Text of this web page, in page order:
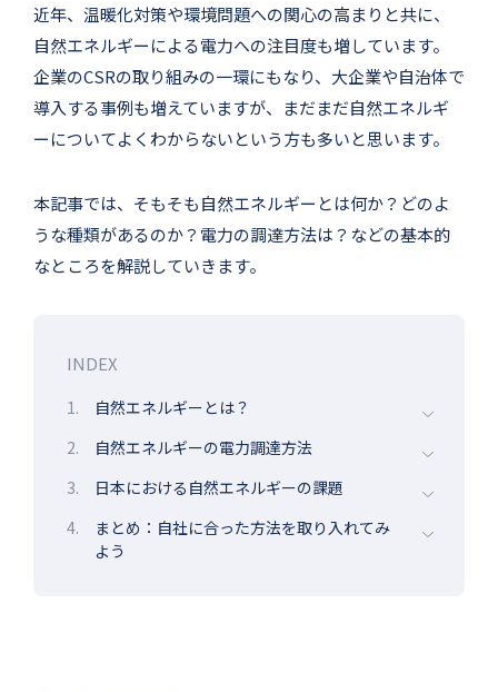
近年、温暖化対策や環境問題への関心の高まりと共に、
自然エネルギーによる電力への注目度も増しています。
企業のCSRの取り組みの一環にもなり、大企業や自治体で
導入する事例も増えていますが、まだまだ自然エネルギ
ーについてよくわからないという方も多いと思います。
本記事では、そもそも自然エネルギーとは何か？どのよ
うな種類があるのか？電力の調達方法は？などの基本的
なところを解説していきます。
INDEX
1.
自然エネルギーとは？
2.
自然エネルギーの電力調達方法
3.
日本における自然エネルギーの課題
4.
まとめ：自社に合った方法を取り入れてみ
よう